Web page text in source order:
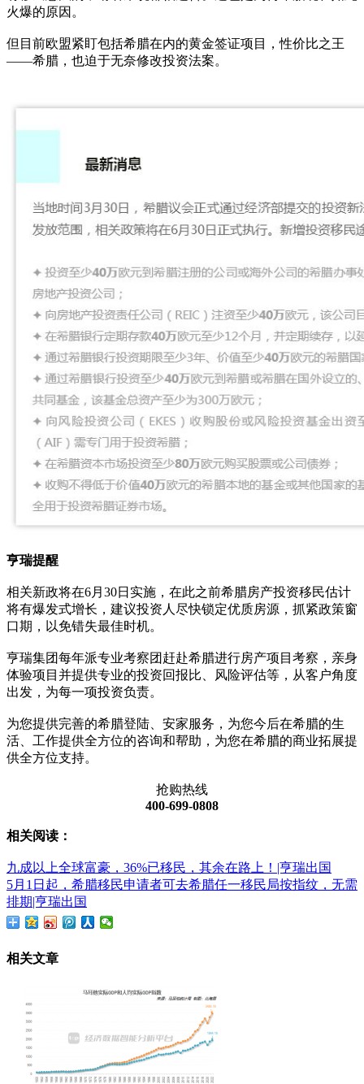
火爆的原因。
但目前欧盟紧盯包括希腊在内的黄金签证项目，性价比之王
——希腊，也迫于无奈修改投资法案。
亨瑞提醒
相关新政将在6月30日实施，在此之前希腊房产投资移民估计
将有爆发式增长，建议投资人尽快锁定优质房源，抓紧政策窗
口期，以免错失最佳时机。
亨瑞集团每年派专业考察团赶赴希腊进行房产项目考察，亲身
体验项目并提供专业的投资回报比、风险评估等，从客户角度
出发，为每一项投资负责。
为您提供完善的希腊登陆、安家服务，为您今后在希腊的生
活、工作提供全方位的咨询和帮助，为您在希腊的商业拓展提
供全方位支持。
抢购热线
400-699-0808
相关阅读：
九成以上全球富豪，36%已移民，其余在路上！|亨瑞出国
5月1日起，希腊移民申请者可去希腊任一移民局按指纹，无需
排期|亨瑞出国
相关文章